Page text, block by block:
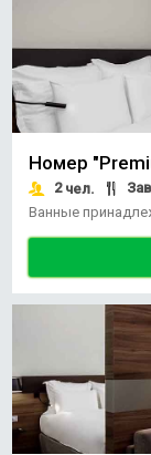
Номер
2чел.
Ванные